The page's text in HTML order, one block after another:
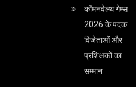
कॉमनवेल्थ गेम्स
2026 के पदक
विजेताओं और
प्रशिक्षकों का
सम्मान